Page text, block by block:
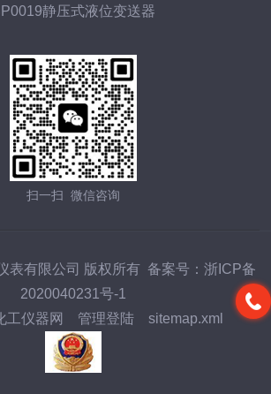
静压式液位变送器
扫一扫 微信咨询
表有限公司 版权所有 备案号：浙ICP备
2020040231号-1
工仪器网 管理登陆 sitemap.xml